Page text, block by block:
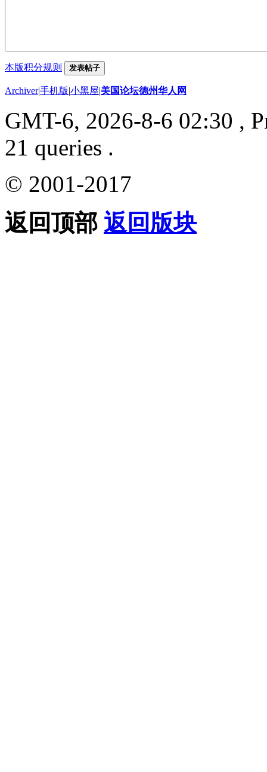
本版积分规则 发表帖子
Archiver|手机版|小黑屋|美国论坛德州华人网
GMT-6, 2026-8-6 02:30 ,
21 queries .
© 2001-2017
返回顶部 返回版块